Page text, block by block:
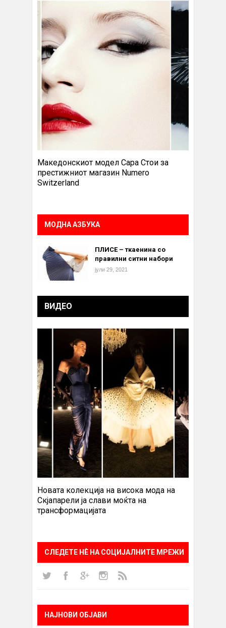
Македонскиот модел Сара Стои за
престижниот магазин Numero
Switzerland
МОДНА АЗБУКА
ПЛИСЕ – ткаенина со
правилни ситни набори
јули 29, 2021
ВИДЕО
Новата колекција на висока мода на
Скјапарели ја слави моќта на
трансформацијата
СЛЕДЕТЕ НÈ НА СОЦИЈАЛНИТЕ МРЕЖИ
НАЈНОВИ ОБЈАВИ